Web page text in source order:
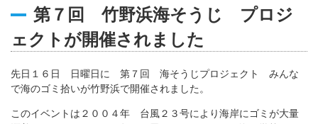
第７回 竹野浜海そうじ プロジ
ェクトが開催されました
先日１６日 日曜日に 第７回 海そうじプロジェクト みんな
で海のゴミ拾いが竹野浜で開催されました。
このイベントは２００４年 台風２３号により海岸にゴミが大量